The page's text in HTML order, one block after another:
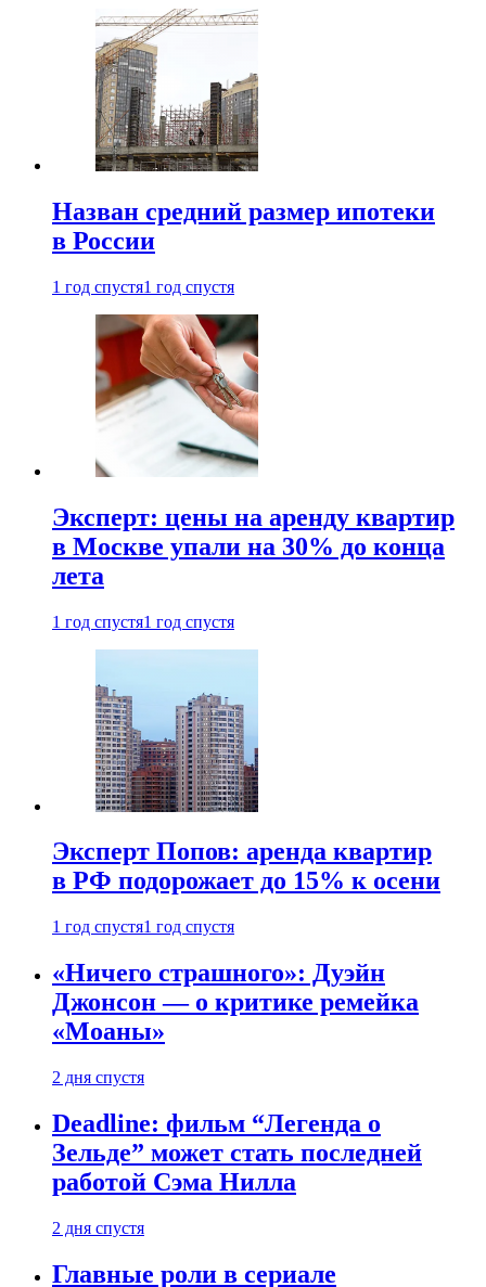
Назван средний размер ипотеки
в России
1 год спустя1 год спустя
Эксперт: цены на аренду квартир
в Москве упали на 30% до конца
лета
1 год спустя1 год спустя
Эксперт Попов: аренда квартир
в РФ подорожает до 15% к осени
1 год спустя1 год спустя
«Ничего страшного»: Дуэйн
Джонсон — о критике ремейка
«Моаны»
2 дня спустя
Deadline: фильм “Легенда о
Зельде” может стать последней
работой Сэма Нилла
2 дня спустя
Главные роли в сериале